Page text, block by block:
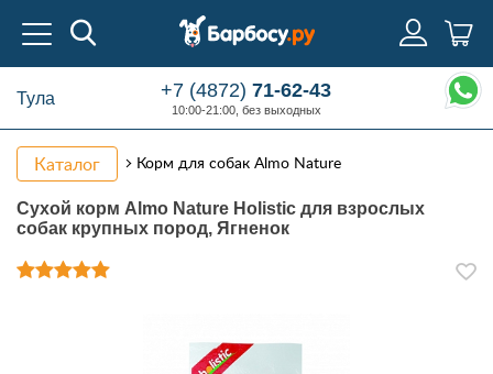
Тула +7 (4872)71-62-43
10:00-21:00, без выходных
Каталог Корм для собак Almo Nature
Сухой корм Almo Nature Holistic для взрослых
собак крупных пород, Ягненок